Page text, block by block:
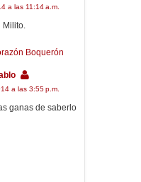
a las 11:14 a.m.
Boquerón
a las 3:55 p.m.
ganas de saberlo